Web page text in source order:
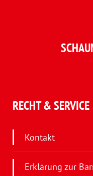
RECHT & SERVICE
Kontakt
Erklärung zur